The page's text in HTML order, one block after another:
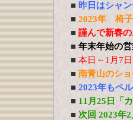
■ 昨日はシャ
■ 2023年 椅子
■ 謹んで新春
■ 年末年始の
■ 本日～1月7
■ 南青山のシ
■ 2023年もペ
■ 11月25日「
■ 次回 2023年